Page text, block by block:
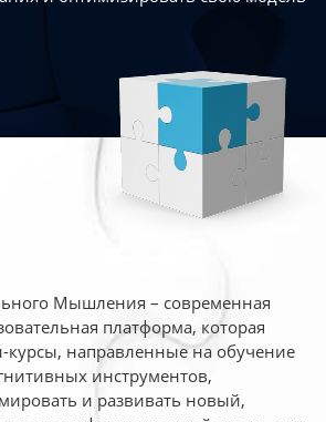
Мышления – современная
платформа, которая
курсы, направленные на обучение
инструментов,
и развивать новый,